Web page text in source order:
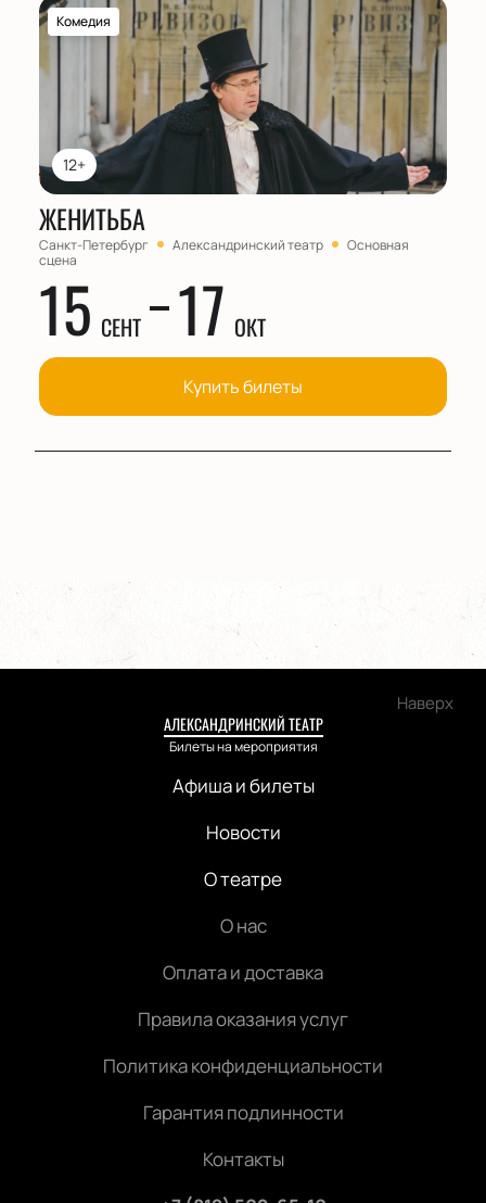
12+
Комедия
ЖЕНИТЬБА
Санкт-Петербург Александринский театр
Основная
сцена
15 СЕНТ 17 ОКТ
Купить билеты
Наверх
АЛЕКСАНДРИНСКИЙ ТЕАТР
Билеты на мероприятия
Афиша и билеты
Новости
О театре
О нас
Оплата и доставка
Правила оказания услуг
Политика конфиденциальности
Гарантия подлинности
Контакты